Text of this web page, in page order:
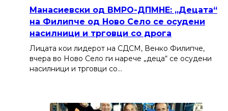
Манасиевски од ВМРО-ДПМНЕ: „Децата“
на Филипче од Ново Село се осудени
насилници и трговци со дрога
Лицата кои лидерот на СДСМ, Венко Филипче,
вчера во Ново Село ги нарече „деца“ се осудени
насилници и трговци со…